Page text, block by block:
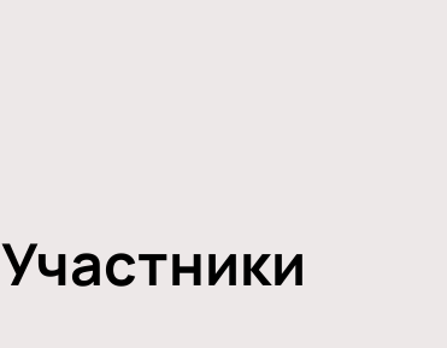
Участники